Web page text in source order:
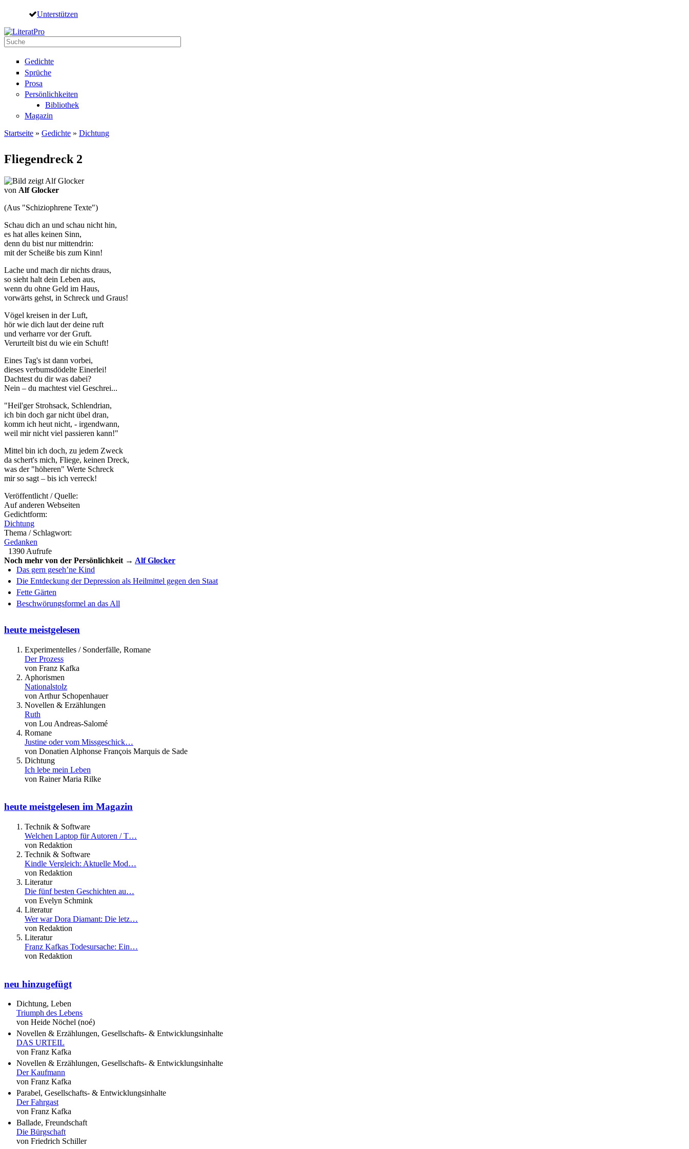
Direkt zum Inhalt
Unterstützen
Suche
Gedichte
Sprüche
Prosa
Persönlichkeiten
Bibliothek
Magazin
Startseite » Gedichte » Dichtung
Fliegendreck 2
von Alf Glocker
(Aus "Schiziophrene Texte")
Schau dich an und schau nicht hin,
es hat alles keinen Sinn,
denn du bist nur mittendrin:
mit der Scheiße bis zum Kinn!
Lache und mach dir nichts draus,
so sieht halt dein Leben aus,
wenn du ohne Geld im Haus,
vorwärts gehst, in Schreck und Graus!
Vögel kreisen in der Luft,
hör wie dich laut der deine ruft
und verharre vor der Gruft.
Verurteilt bist du wie ein Schuft!
Eines Tag's ist dann vorbei,
dieses verbumsdödelte Einerlei!
Dachtest du dir was dabei?
Nein – du machtest viel Geschrei...
"Heil'ger Strohsack, Schlendrian,
ich bin doch gar nicht übel dran,
komm ich heut nicht, - irgendwann,
weil mir nicht viel passieren kann!"
Mittel bin ich doch, zu jedem Zweck
da schert's mich, Fliege, keinen Dreck,
was der "höheren" Werte Schreck
mir so sagt – bis ich verreck!
Veröffentlicht / Quelle:
Auf anderen Webseiten
Gedichtform:
Dichtung
Thema / Schlagwort:
Gedanken
1390 Aufrufe
Noch mehr von der Persönlichkeit → Alf Glocker
Das gern geseh’ne Kind
Die Entdeckung der Depression als Heilmittel gegen den Staat
Fette Gärten
Beschwörungsformel an das All
heute meistgelesen
Experimentelles / Sonderfälle, Romane
Der Prozess
von Franz Kafka
Aphorismen
Nationalstolz
von Arthur Schopenhauer
Novellen & Erzählungen
Ruth
von Lou Andreas-Salomé
Romane
Justine oder vom Missgeschick…
von Donatien Alphonse François Marquis de Sade
Dichtung
Ich lebe mein Leben
von Rainer Maria Rilke
heute meistgelesen im Magazin
Technik & Software
Welchen Laptop für Autoren / T…
von Redaktion
Technik & Software
Kindle Vergleich: Aktuelle Mod…
von Redaktion
Literatur
Die fünf besten Geschichten au…
von Evelyn Schmink
Literatur
Wer war Dora Diamant: Die letz…
von Redaktion
Literatur
Franz Kafkas Todesursache: Ein…
von Redaktion
neu hinzugefügt
Dichtung, Leben
Triumph des Lebens
von Heide Nöchel (noé)
Novellen & Erzählungen, Gesellschafts- & Entwicklungsinhalte
DAS URTEIL
von Franz Kafka
Novellen & Erzählungen, Gesellschafts- & Entwicklungsinhalte
Der Kaufmann
von Franz Kafka
Parabel, Gesellschafts- & Entwicklungsinhalte
Der Fahrgast
von Franz Kafka
Ballade, Freundschaft
Die Bürgschaft
von Friedrich Schiller